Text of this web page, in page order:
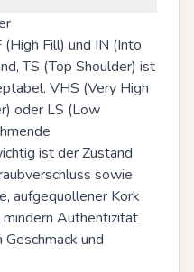
Fill) und IN (Into
TS (Top Shoulder) ist
VHS (Very High
oder LS (Low
ist der Zustand
sowie
aufgequollener Kork
Authentizität
und